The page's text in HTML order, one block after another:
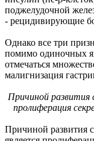
поджелудочной
- рецидивирующие
Однако все три
помимо одиночных
отмечаться
малигнизация
Причиной развития
пролиферация
Причиной развития